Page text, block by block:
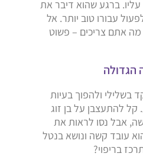
ברגע שהוא דיבר את
עבורו טוב יותר. אל
אתם צריכים – פשוט
ולהפוך בעיות
קל להתעצבן על בן זוג
אבל נסו לראות את
עובד קשה ונושא בנטל
בריפוי?